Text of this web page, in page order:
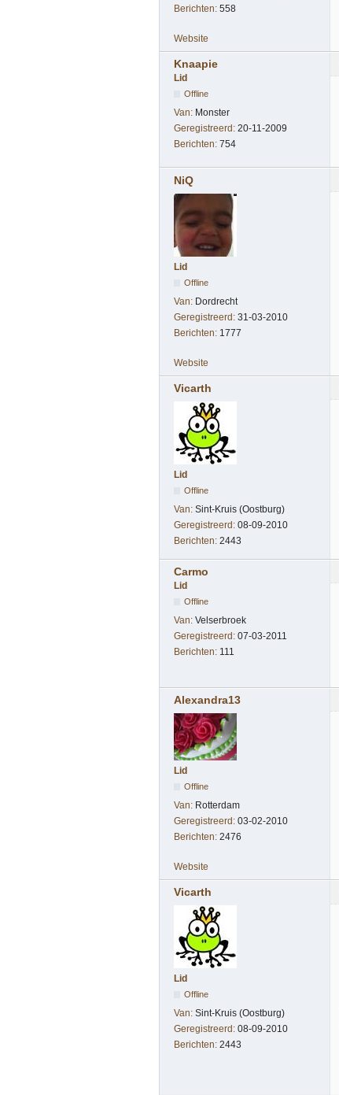
Berichten: 558
Website
Knaapie
Lid
Offline
Van: Monster
Geregistreerd: 20-11-2009
Berichten: 754
NiQ
Lid
Offline
Van: Dordrecht
Geregistreerd: 31-03-2010
Berichten: 1777
Website
Vicarth
Lid
Offline
Van: Sint-Kruis (Oostburg)
Geregistreerd: 08-09-2010
Berichten: 2443
Carmo
Lid
Offline
Van: Velserbroek
Geregistreerd: 07-03-2011
Berichten: 111
Alexandra13
Lid
Offline
Van: Rotterdam
Geregistreerd: 03-02-2010
Berichten: 2476
Website
Vicarth
Lid
Offline
Van: Sint-Kruis (Oostburg)
Geregistreerd: 08-09-2010
Berichten: 2443